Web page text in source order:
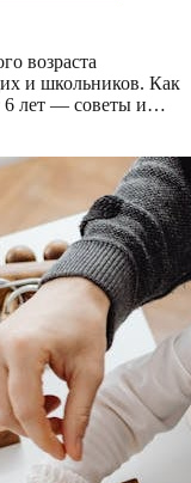
возраста
и школьников. Как
6 лет — советы и…